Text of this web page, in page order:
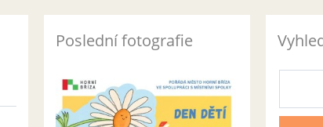
Poslední fotografie